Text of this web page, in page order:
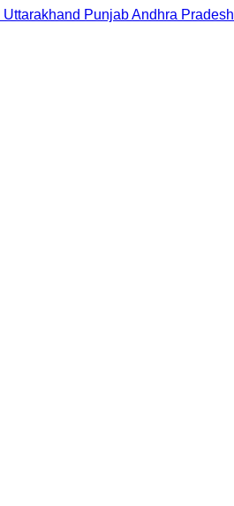
Uttarakhand PunjabAndhra Pradesh